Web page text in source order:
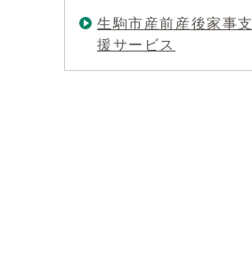
生駒市産前産後家事支
援サービス